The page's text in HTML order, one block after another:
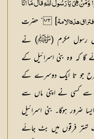
ہِیَ یَا رَسُول اللَّہِ قَالَ مَا أَنَا
ہذہ الامۃ] ” حضرت
ہیں رسول مکرم (ﷺ) نے
گا کہ وہ بنی اسرائیل کے
جو تا ایک دوسرے کے
سے کسی نے اپنی ماں سے
ضرور ہوگا۔ بنی اسرائیل
تہتر فرقوں میں بٹ جائے